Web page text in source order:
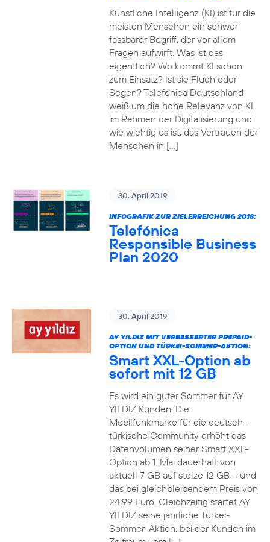
Künstliche Intelligenz (KI) ist für die
meisten Menschen ein schwer
fassbarer Begriff, der vor allem
Fragen aufwirft. Was ist das
eigentlich? Wo kommt KI schon
zum Einsatz? Ist sie Fluch oder
Segen? Telefónica Deutschland
weiß um die hohe Relevanz von KI
im Rahmen der Digitalisierung und
wie wichtig es ist, das Vertrauen der
Menschen in […]
30. April 2019
INFOGRAFIK ZUR ZIELERREICHUNG 2018:
Telefónica
Responsible Business
Plan 2020
30. April 2019
AY YILDIZ MIT VERBESSERTER PREPAID-
OPTION UND TÜRKEI-SOMMER-AKTION:
Smart XXL-Option ab
sofort mit 12 GB
Es wird ein guter Sommer für AY
YILDIZ Kunden: Die
Mobilfunkmarke für die deutsch-
türkische Community erhöht das
Datenvolumen seiner Smart XXL-
Option ab 1. Mai dauerhaft von
aktuell 7 GB auf stolze 12 GB – und
das bei gleichbleibendem Preis von
24,99 Euro. Gleichzeitig startet AY
YILDIZ seine jährliche Türkei-
Sommer-Aktion, bei der Kunden im